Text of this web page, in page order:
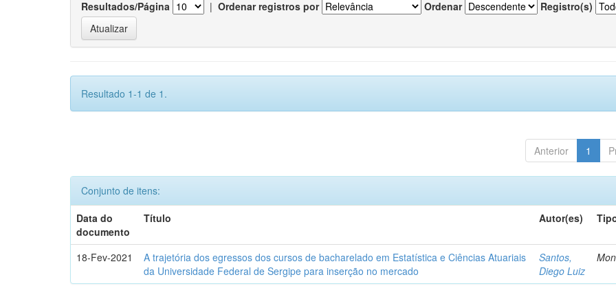
Resultados/Página | Ordenar registros por Ordenar Registro(s)
Resultado 1-1 de 1.
Anterior 1
Conjunto de itens:
Data do
documento
Título Autor(es)
18-Fev-2021
A trajetória dos egressos dos cursos de bacharelado em Estatística e Ciências Atuariais
da Universidade Federal de Sergipe para inserção no mercado
Santos,
Diego Luiz